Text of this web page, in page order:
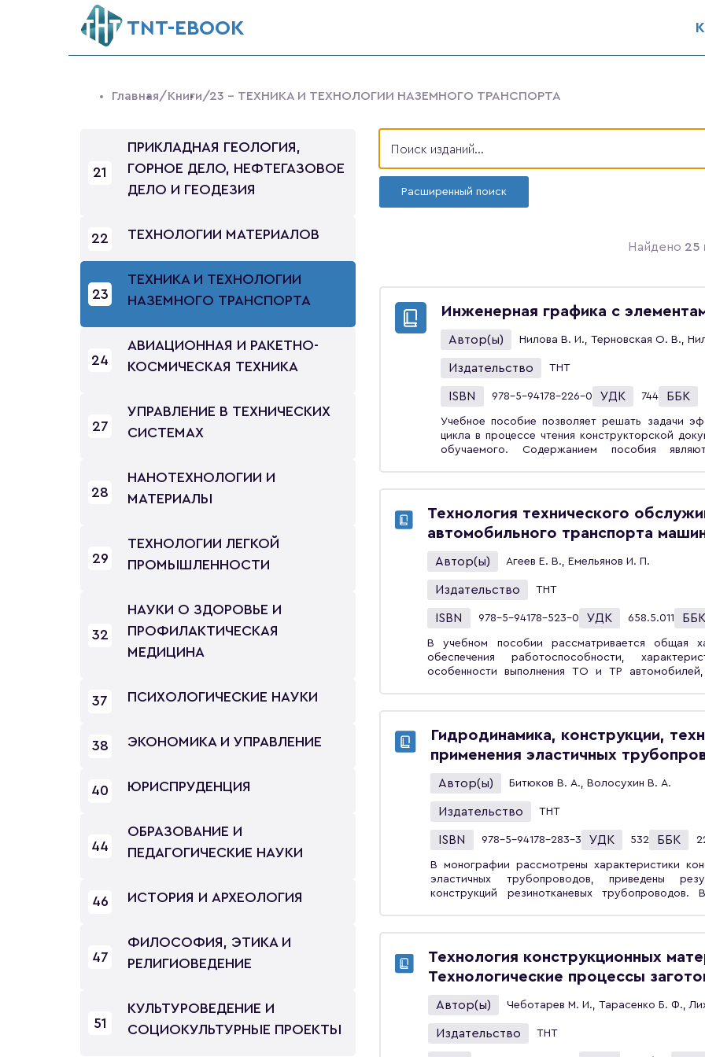
ТNT-EBOOK
Главная/Книги/23 - ТЕХНИКА И ТЕХНОЛОГИИ НАЗЕМНОГО ТРАНСПОРТА
21
ПРИКЛАДНАЯ ГЕОЛОГИЯ,
ГОРНОЕ ДЕЛО, НЕФТЕГАЗОВОЕ
ДЕЛО И ГЕОДЕЗИЯ
22 ТЕХНОЛОГИИ МАТЕРИАЛОВ
23
ТЕХНИКА И ТЕХНОЛОГИИ
НАЗЕМНОГО ТРАНСПОРТА
24
АВИАЦИОННАЯ И РАКЕТНО-
КОСМИЧЕСКАЯ ТЕХНИКА
27
УПРАВЛЕНИЕ В ТЕХНИЧЕСКИХ
СИСТЕМАХ
28
НАНОТЕХНОЛОГИИ И
МАТЕРИАЛЫ
29
ТЕХНОЛОГИИ ЛЕГКОЙ
ПРОМЫШЛЕННОСТИ
32
НАУКИ О ЗДОРОВЬЕ И
ПРОФИЛАКТИЧЕСКАЯ
МЕДИЦИНА
37 ПСИХОЛОГИЧЕСКИЕ НАУКИ
38 ЭКОНОМИКА И УПРАВЛЕНИЕ
40 ЮРИСПРУДЕНЦИЯ
44
ОБРАЗОВАНИЕ И
ПЕДАГОГИЧЕСКИЕ НАУКИ
46 ИСТОРИЯ И АРХЕОЛОГИЯ
47
ФИЛОСОФИЯ, ЭТИКА И
РЕЛИГИОВЕДЕНИЕ
51
КУЛЬТУРОВЕДЕНИЕ И
СОЦИОКУЛЬТУРНЫЕ ПРОЕКТЫ
Расширенный поиск
Найдено 25
Инженерная графика с
Автор(ы) Нилова В. И., Терновская О. В.,
Издательство ТНТ
ISBN 978-5-94178-226-0 УДК 744 ББК
Учебное пособие позволяет решать задачи
цикла в процессе чтения конструкторской
обучаемого. Содержанием пособия
рабочего, бригадира, начальника цеха и
изготовления модели изделия. Для
экскаватора и изготовления его модели
пособие предназначено для студентов
машины и транспортно-технологические
студентами других машиностроительных
школьников, поступающих в технические вузы.
Технология технического
автомобильного транспорта
Автор(ы) Агеев Е. В., Емельянов И. П.
Издательство ТНТ
ISBN 978-5-94178-523-0 УДК 658.5.011 ББК
В учебном пособии рассматривается общая
обеспечения работоспособности,
особенности выполнения ТО и ТР автомобилей,
альтернативные виды топлив.Предназначено для
«Конструкторско-технологическое обеспечение
Гидродинамика, конструкции,
применения эластичных
Автор(ы) Битюков В. А., Волосухин В. А.
Издательство ТНТ
ISBN 978-5-94178-283-3 УДК 532 ББК
В монографии рассмотрены характеристики
эластичных трубопроводов, приведены
конструкций резинотканевых трубопроводов.
эластичного трубопровода. Изложены методика и результаты гидравлических исследований
эластичного трубопровода. Разработаны
эксплуатации наземных и плавающих
использована широким кругом специалистов в
Технология конструкционных
Технологические процессы
Автор(ы) Чеботарев М. И., Тарасенко Б. Ф.,
Издательство ТНТ